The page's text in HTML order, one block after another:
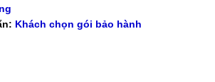
Khách chọn gói bảo hành